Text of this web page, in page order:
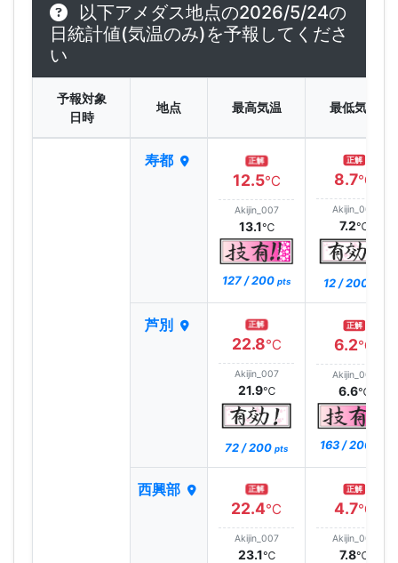
以下アメダス地点の2026/5/24の
日統計値(気温のみ)を予報してくださ
い
予報対象
日時
地点 最高気温 最低気温
寿都 正解
12.5℃
Akijin_007
13.1℃
127 / 200 pts
正解
8.7℃
Akijin_007
7.2℃
12 / 200
芦別 正解
22.8℃
Akijin_007
21.9℃
72 / 200 pts
正解
6.2℃
Akijin_007
6.6℃
163 / 200
西興部 正解
22.4℃
Akijin_007
23.1℃
正解
4.7℃
Akijin_007
7.8℃